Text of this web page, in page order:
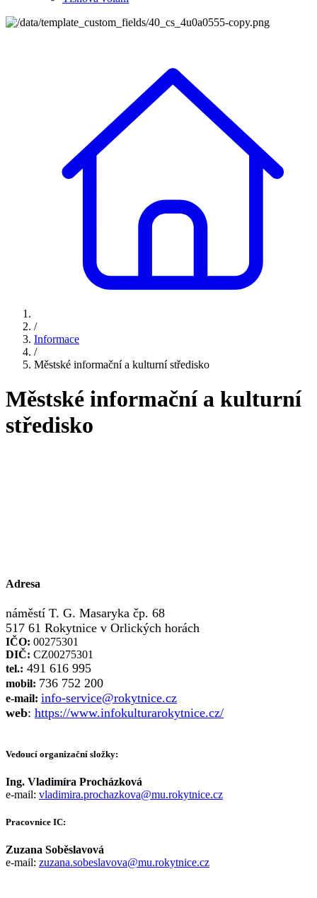
/
Informace
/
Městské informační a kulturní středisko
Městské informační a kulturní
středisko
Adresa
náměstí T. G. Masaryka čp. 68
517 61 Rokytnice v Orlických horách
IČO: 00275301
DIČ: CZ00275301
tel.: 491 616 995
mobil: 736 752 200
e-mail: info-service@rokytnice.cz
web: https://www.infokulturarokytnice.cz/
Vedoucí organizační složky:
Ing. Vladimíra Procházková
e-mail: vladimira.prochazkova@mu.rokytnice.cz
Pracovnice IC:
Zuzana Soběslavová
e-mail: zuzana.sobeslavova@mu.rokytnice.cz